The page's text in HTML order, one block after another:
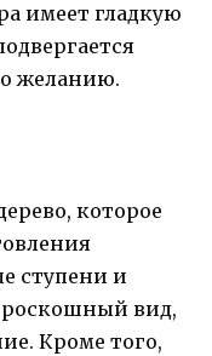
имеет гладкую
желанию.
которое
ступени и
вид,
Кроме того,